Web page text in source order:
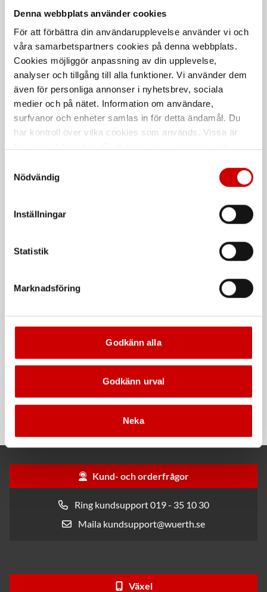
Denna webbplats använder cookies
För att förbättra din användarupplevelse använder vi och
våra samarbetspartners cookies på denna webbplats.
Cookies möjliggör anpassning av din upplevelse,
analyser och tillgång till alla funktioner. Vi använder dem
även för personliga annonser i nyhetsbrev, sociala
medier och på nätet. Information om användare,
surfvanor och enheter samlas in för detta ändamål. Du
har kontroll över vilka cookies som används. Vissa är
länder utanför EU med olika dataskyddsnormer. Genom
att godkänna samtycker du till sådana överföringar. Läs
Nödvändig
Inställningar
Statistik
Marknadsföring
Godkänn alla
Godkänn urval
Neka
Glödlampa 12V SV
Sockel SV
Glödlampa 24 V sockel
De som köpte, köpte även
Brakecleaner
universalrengöring
Kund- och orderfrågor
Ring kundsupport 019 - 35 10 30
Maila kundsupport@wuerth.se
Växel